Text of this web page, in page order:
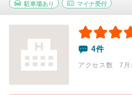
駐車場あり マイナ受付
4件
アクセス数 7月: